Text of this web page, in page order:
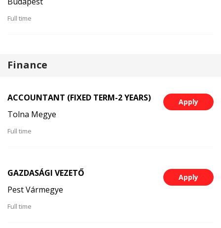
Full time
Finance
Apply
ACCOUNTANT (FIXED TERM-2 YEARS)
Tolna Megye
Full time
Apply
GAZDASÁGI VEZETŐ
Pest Vármegye
Full time